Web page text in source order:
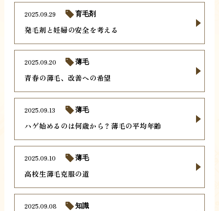
発毛剤と妊婦の安全を考える
2025.09.29 育毛剤
青春の薄毛、改善への希望
2025.09.20 薄毛
ハゲ始めるのは何歳から？薄毛の平均年齢
2025.09.13 薄毛
高校生薄毛克服の道
2025.09.10 薄毛
2025.09.08 知識